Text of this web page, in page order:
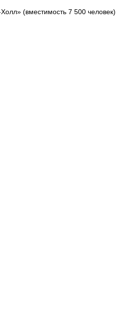
(вместимость 7 500 человек)